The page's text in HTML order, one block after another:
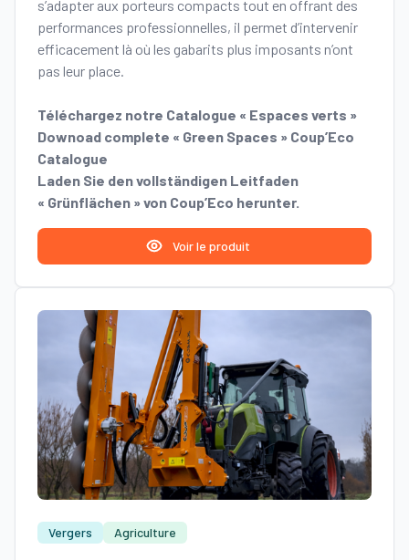
s’adapter aux porteurs compacts tout en offrant des
performances professionnelles, il permet d’intervenir
efficacement là où les gabarits plus imposants n’ont
pas leur place.
Téléchargez notre Catalogue « Espaces verts »
Downoad complete « Green Spaces » Coup’Eco
Catalogue
Laden Sie den vollständigen Leitfaden
« Grünflächen » von Coup’Eco herunter.
Voir le produit
Vergers Agriculture